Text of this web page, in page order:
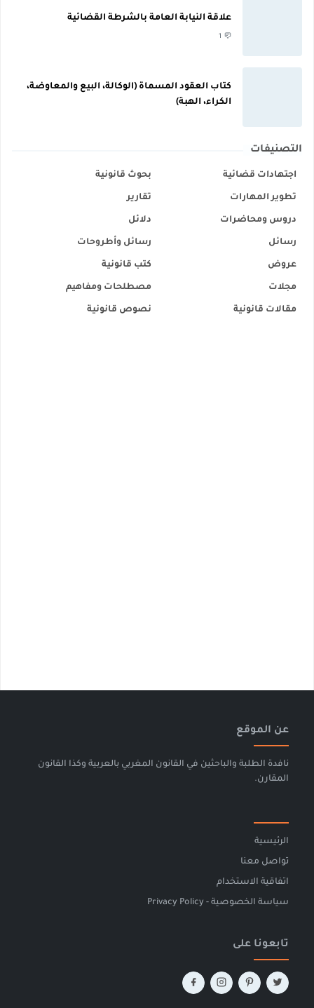
علاقة النيابة العامة بالشرطة القضائية
1
كتاب العقود المسماة (الوكالة، البيع والمعاوضة،
الكراء، الهبة)
التصنيفات
اجتهادات قضائية بحوث قانونية
تطوير المهارات تقارير
دروس ومحاضرات دلائل
رسائل رسائل وأطروحات
عروض كتب قانونية
مجلات مصطلحات ومفاهيم
مقالات قانونية نصوص قانونية
عن الموقع
نافدة الطلبة والباحثين في القانون المغربي بالعربية وكذا القانون
المقارن.
الرئيسية
تواصل معنا
اتفاقية الاستخدام
سياسة الخصوصية - Privacy Policy
تابعونا على